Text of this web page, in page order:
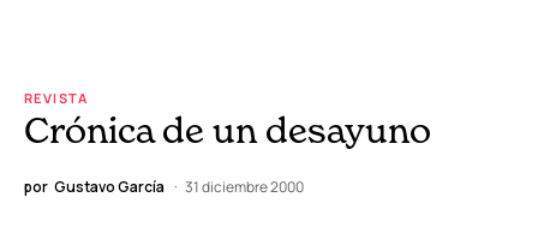
REVISTA
Crónica de un desayuno
por Gustavo García 31 diciembre 2000